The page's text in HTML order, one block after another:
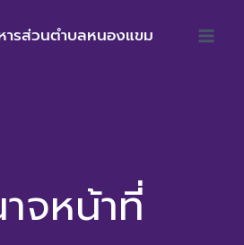
ารส่วนตำบลหนองแขม
จหน้าที่